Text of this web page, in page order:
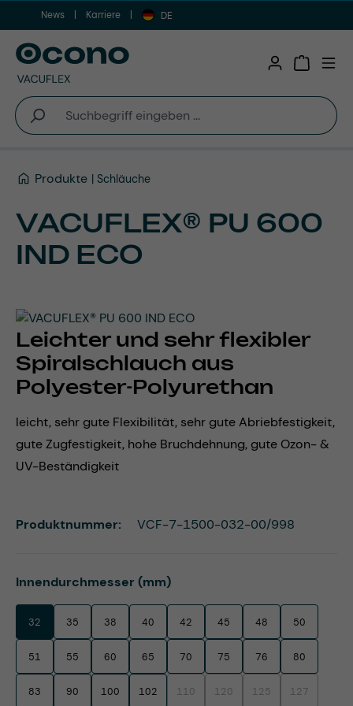
Zum Hauptinhalt springen
News Karriere DE
Produkte Schläuche
VACUFLEX® PU 600
IND ECO
Leichter und sehr flexibler
Spiralschlauch aus
Polyester-Polyurethan
leicht, sehr gute Flexibilität, sehr gute Abriebfestigkeit,
gute Zugfestigkeit, hohe Bruchdehnung, gute Ozon- &
UV-Beständigkeit
Innendurchmesser (mm)auswählen
32 35 38 40 42 45 48 50
51 55 60 65 70 75 76 80
83 90 100 102 110(Diese Option ist zurzeit nicht verfügbar.)
120(Diese Option ist zurzeit nicht
125(Diese Option ist
127(Diese
Produktnummer: VCF-7-1500-032-00/998